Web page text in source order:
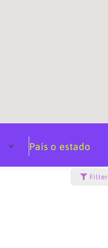
País o estado
Filter